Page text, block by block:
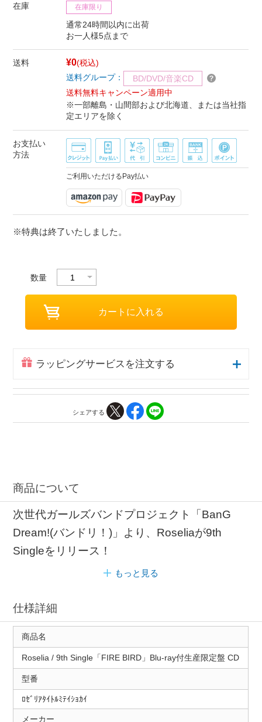
在庫 在庫限り
通常24時間以内に出荷
お一人様5点まで
送料 ¥0(税込)
送料グループ：
BD/DVD/音楽CD
送料無料キャンペーン適用中
※一部離島・山間部および北海道、または当社指
定エリアを除く
お支払い
方法
ご利用いただけるPay払い
※特典は終了いたしました。
数量
ラッピングサービスを注文する
シェアする
商品について
次世代ガールズバンドプロジェクト「BanG
Dream!(バンドリ！)」より、Roseliaが9th
Singleをリリース！
もっと見る
仕様詳細
商品名
Roselia / 9th Single「FIRE BIRD」Blu-ray付生産限定盤 CD
型番
ﾛｾﾞﾘｱﾀｲﾄﾙﾐﾃｲｼｮｶｲ
メーカー